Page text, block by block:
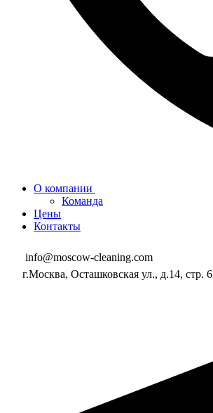
О компании
Команда
Цены
Контакты
info@moscow-cleaning.com
г.Москва, Осташковская ул., д.14, стр. 6